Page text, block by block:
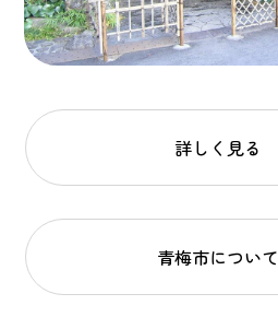
詳しく見る
青梅市について